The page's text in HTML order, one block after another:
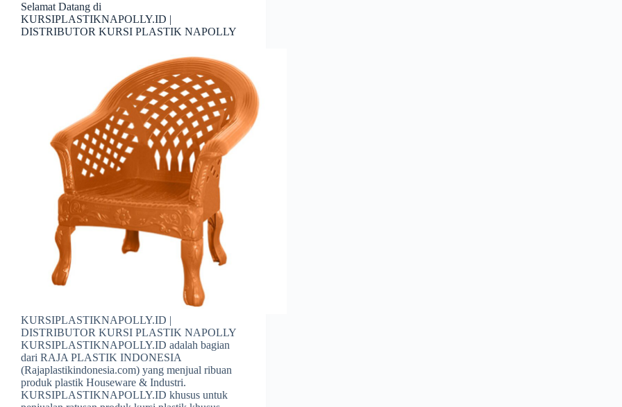
Selamat Datang di
KURSIPLASTIKNAPOLLY.ID |
DISTRIBUTOR KURSI PLASTIK NAPOLLY
KURSIPLASTIKNAPOLLY.ID |
DISTRIBUTOR KURSI PLASTIK NAPOLLY
KURSIPLASTIKNAPOLLY.ID adalah bagian
dari RAJA PLASTIK INDONESIA
(Rajaplastikindonesia.com) yang menjual ribuan
produk plastik Houseware & Industri.
KURSIPLASTIKNAPOLLY.ID khusus untuk